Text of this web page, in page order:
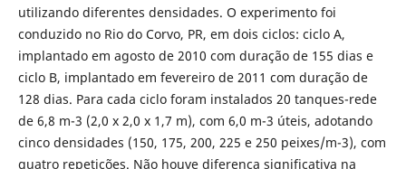
utilizando diferentes densidades. O experimento foi
conduzido no Rio do Corvo, PR, em dois ciclos: ciclo A,
implantado em agosto de 2010 com duração de 155 dias e
ciclo B, implantado em fevereiro de 2011 com duração de
128 dias. Para cada ciclo foram instalados 20 tanques-rede
de 6,8 m-3 (2,0 x 2,0 x 1,7 m), com 6,0 m-3 úteis, adotando
cinco densidades (150, 175, 200, 225 e 250 peixes/m-3), com
quatro repetições. Não houve diferença significativa na